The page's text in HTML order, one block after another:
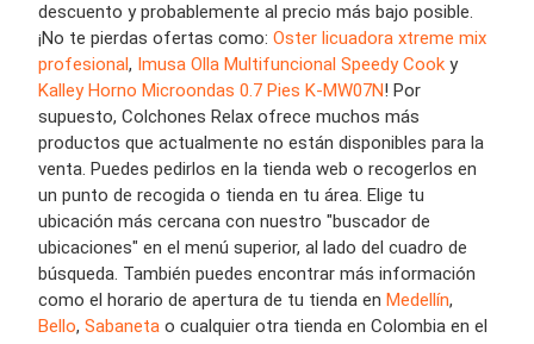
descuento y probablemente al precio más bajo posible.
¡No te pierdas ofertas como: Oster licuadora xtreme mix
profesional, Imusa Olla Multifuncional Speedy Cook y
Kalley Horno Microondas 0.7 Pies K-MW07N! Por
supuesto, Colchones Relax ofrece muchos más
productos que actualmente no están disponibles para la
venta. Puedes pedirlos en la tienda web o recogerlos en
un punto de recogida o tienda en tu área. Elige tu
ubicación más cercana con nuestro "buscador de
ubicaciones" en el menú superior, al lado del cuadro de
búsqueda. También puedes encontrar más información
como el horario de apertura de tu tienda en Medellín,
Bello, Sabaneta o cualquier otra tienda en Colombia en el